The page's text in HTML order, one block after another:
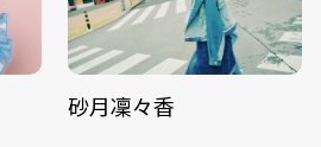
砂月凜々香